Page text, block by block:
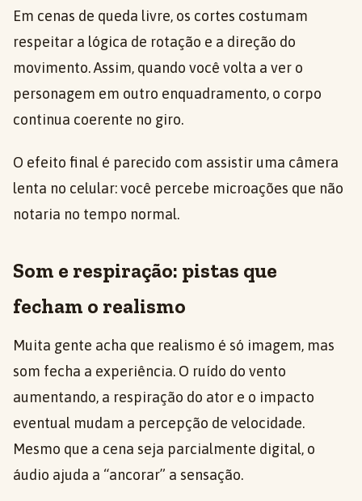
Em cenas de queda livre, os cortes costumam
respeitar a lógica de rotação e a direção do
movimento. Assim, quando você volta a ver o
personagem em outro enquadramento, o corpo
continua coerente no giro.
O efeito final é parecido com assistir uma câmera
lenta no celular: você percebe microações que não
notaria no tempo normal.
Som e respiração: pistas que
fecham o realismo
Muita gente acha que realismo é só imagem, mas
som fecha a experiência. O ruído do vento
aumentando, a respiração do ator e o impacto
eventual mudam a percepção de velocidade.
Mesmo que a cena seja parcialmente digital, o
áudio ajuda a “ancorar” a sensação.